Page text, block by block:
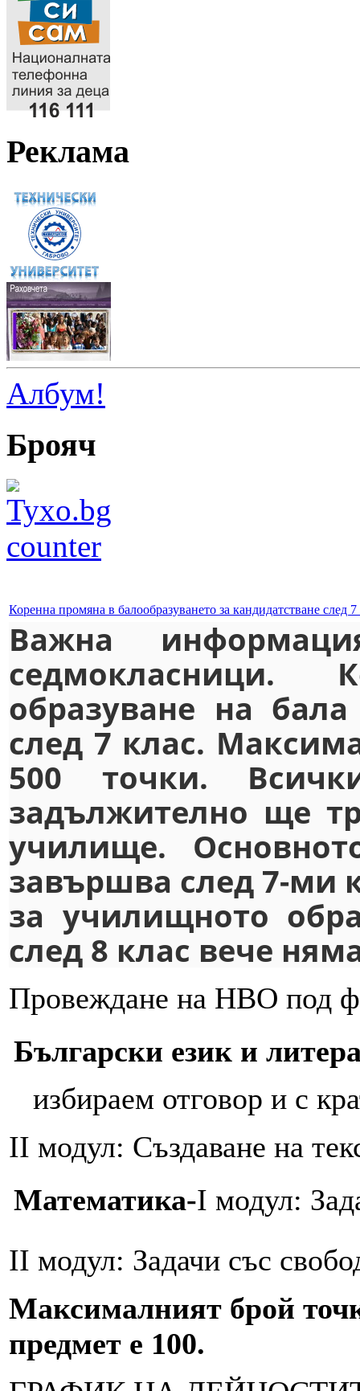
Реклама
Албум!
Брояч
Коренна промяна в балообразуването за кандидатстване след 7
Важна
образуване на
след 7 клас.
500 точки.
задължително ще
училище.
завършва след 7-ми
за училищното
след 8 клас вече
Провеждане на НВО под
Български език и
избираем отговор и с
II модул: Създаване на
Математика-I модул:
II модул: Задачи със
Максималният брой
предмет е 100.